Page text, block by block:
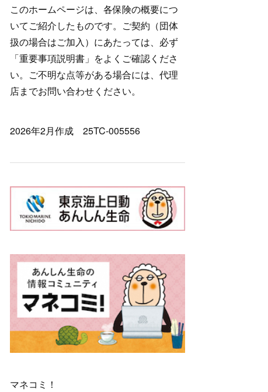
このホームページは、各保険の概要につ
いてご紹介したものです。ご契約（団体
扱の場合はご加入）にあたっては、必ず
「重要事項説明書」をよくご確認くださ
い。ご不明な点等がある場合には、代理
店までお問い合わせください。
2026年2月作成 25TC-005556
マネコミ！